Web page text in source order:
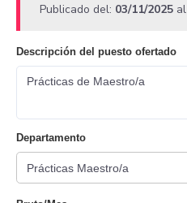
Publicado del: 03/11/2025 al
Descripción del puesto ofertado
Prácticas de Maestro/a
Departamento